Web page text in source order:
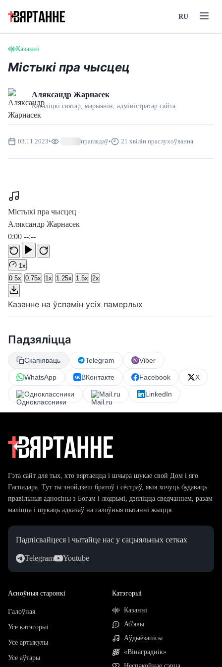
RU
Казанні
Містыкі пра чысцец
Аляксандр Жарнасек
Каталіцкі святар, марыянін, адмiнiстратар сайта
03.11.2023• праглядаў• 21 хвілін праслухоўвання
Містыкі пра чысцец
Аляксандр Жарнасек
0:00 --:--
1x
0.5x 0.75x 1x 1.25x 1.5x 2x
Казанне на ўспамін усіх памерлых
Падзяліцца
Скапіяваць Telegram Viber
WhatsApp ВКонтакте Facebook X
Одноклассники Mail.ru LinkedIn
Гэта сайт для тых, хто вяртаецца і шчыра шукае свой Дом і яго
Гаспадара. Тут ты знойдзеш братоў і сёстраў, якія хочуць будаваць
правільныя адносіны з Богам і людзьмі, дзяліцца сведчаннем, разам
маліцца і шукаць адказаў на галоўныя пытанні жыцця.
Падпісвайцеся і чытайце нас у сацыяльных сетках
Telegram Youtube
Асноўныя старонкі
Галоўная
Усе катэгорыі
Усе артыкулы
Усе аўтары
Катэгорыі
Казанні
Аб'явы
Аўдыёзапісы
«Вінаграднік»